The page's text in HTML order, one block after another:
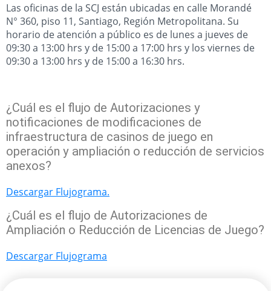
Las oficinas de la SCJ están ubicadas en calle Morandé
N° 360, piso 11, Santiago, Región Metropolitana. Su
horario de atención a público es de lunes a jueves de
09:30 a 13:00 hrs y de 15:00 a 17:00 hrs y los viernes de
09:30 a 13:00 hrs y de 15:00 a 16:30 hrs.
¿Cuál es el flujo de Autorizaciones y
notificaciones de modificaciones de
infraestructura de casinos de juego en
operación y ampliación o reducción de servicios
anexos?
Descargar Flujograma.
¿Cuál es el flujo de Autorizaciones de
Ampliación o Reducción de Licencias de Juego?
Descargar Flujograma